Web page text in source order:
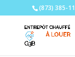
(873) 385-